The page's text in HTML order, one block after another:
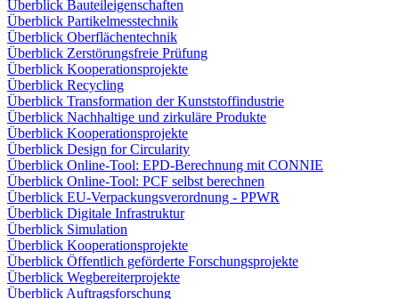
Überblick Bauteileigenschaften
Überblick Partikelmesstechnik
Überblick Oberflächentechnik
Überblick Zerstörungsfreie Prüfung
Überblick Kooperationsprojekte
Überblick Recycling
Überblick Transformation der Kunststoffindustrie
Überblick Nachhaltige und zirkuläre Produkte
Überblick Kooperationsprojekte
Überblick Design for Circularity
Überblick Online-Tool: EPD-Berechnung mit CONNIE
Überblick Online-Tool: PCF selbst berechnen
Überblick EU-Verpackungsverordnung - PPWR
Überblick Digitale Infrastruktur
Überblick Simulation
Überblick Kooperationsprojekte
Überblick Öffentlich geförderte Forschungsprojekte
Überblick Wegbereiterprojekte
Überblick Auftragsforschung